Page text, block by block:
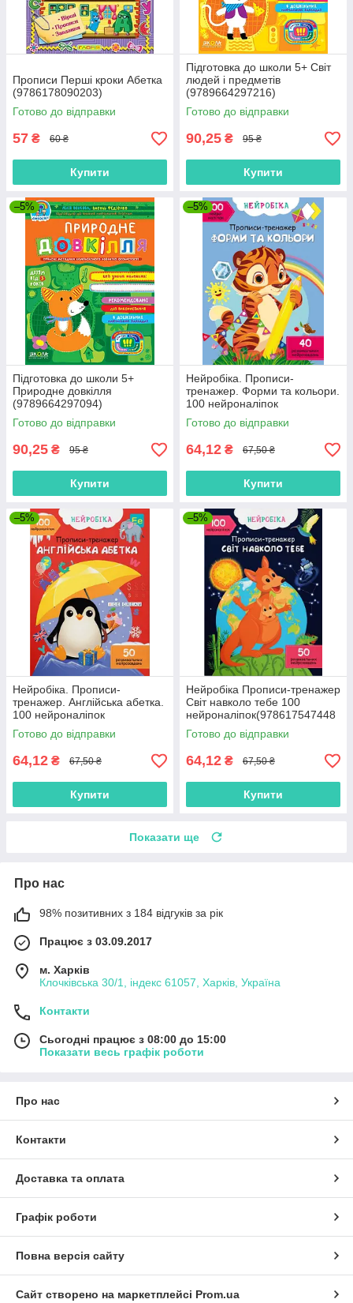
Прописи Перші кроки Абетка
(9786178090203)
Готово до відправки
57 ₴ 60 ₴
Купити
Підготовка до школи 5+ Світ
людей і предметів
(9789664297216)
Готово до відправки
90,25 ₴ 95 ₴
Купити
–5%
Підготовка до школи 5+
Природне довкілля
(9789664297094)
Готово до відправки
90,25 ₴ 95 ₴
Купити
–5%
Нейробіка. Прописи-
тренажер. Форми та кольори.
100 нейроналіпок
(9786175471326)
Готово до відправки
64,12 ₴ 67,50 ₴
Купити
–5%
Нейробіка. Прописи-
тренажер. Англійська абетка.
100 нейроналіпок
(9786175474457)
Готово до відправки
64,12 ₴ 67,50 ₴
Купити
–5%
Нейробіка Прописи-тренажер
Світ навколо тебе 100
нейроналіпок(978617547448
8)
Готово до відправки
64,12 ₴ 67,50 ₴
Купити
Показати ще
Про нас
98% позитивних з 184 відгуків за рік
Працює з 03.09.2017
м. Харків
Клочківська 30/1, індекс 61057, Харків, Україна
Контакти
Сьогодні працює з 08:00 до 15:00
Показати весь графік роботи
Про нас
Контакти
Доставка та оплата
Графік роботи
Повна версія сайту
Сайт створено на маркетплейсі Prom.ua